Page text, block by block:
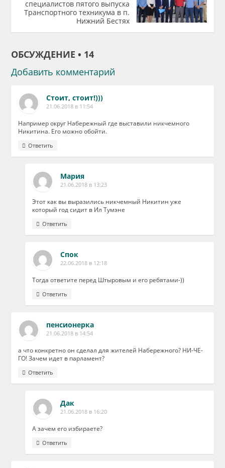
специалистов пятого выпуска
Транспортного техникума в п.
Нижний Бестях
ОБСУЖДЕНИЕ • 14
Добавить комментарий
Стоит, стоит!)))
21.06.2018 в 11:54
Например округ Набережный где выставили никчемного
Никитина. Его можно обойти.
Ответить
Мария
21.06.2018 в 13:23
Этот как вы выразились никчемный Никитин уже
который год сидит в Ил Тумэне
Ответить
Спок
22.06.2018 в 12:18
Тогда ответите перед Штыровым и его ребятами-))
Ответить
пенсионерка
21.06.2018 в 14:54
а что конкретно он сделал для жителей Набережного? НИ-ЧЕ-
ГО! Зачем идет в парламент?
Ответить
Дак
21.06.2018 в 16:20
А зачем его избираете?
Ответить